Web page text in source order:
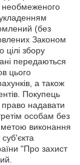
необмеженого
укладенням
(без
Законом
збору
передаються
цього
а також
Покупець
надавати
особам без
метою виконання
"Про захист